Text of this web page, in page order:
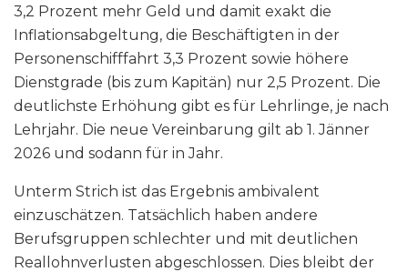
3,2 Prozent mehr Geld und damit exakt die
Inflationsabgeltung, die Beschäftigten in der
Personenschifffahrt 3,3 Prozent sowie höhere
Dienstgrade (bis zum Kapitän) nur 2,5 Prozent. Die
deutlichste Erhöhung gibt es für Lehrlinge, je nach
Lehrjahr. Die neue Vereinbarung gilt ab 1. Jänner
2026 und sodann für in Jahr.
Unterm Strich ist das Ergebnis ambivalent
einzuschätzen. Tatsächlich haben andere
Berufsgruppen schlechter und mit deutlichen
Reallohnverlusten abgeschlossen. Dies bleibt der